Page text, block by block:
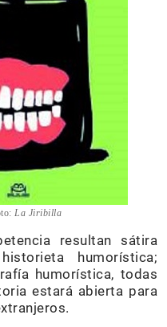
La Jiribilla
resultan sátira
humorística;
humorística, todas
estará abierta para